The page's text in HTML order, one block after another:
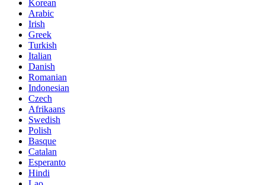
Korean
Arabic
Irish
Greek
Turkish
Italian
Danish
Romanian
Indonesian
Czech
Afrikaans
Swedish
Polish
Basque
Catalan
Esperanto
Hindi